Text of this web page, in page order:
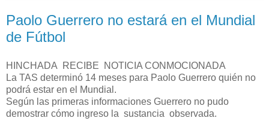
Paolo Guerrero no estará en el Mundial
de Fútbol
HINCHADA RECIBE NOTICIA CONMOCIONADA
La TAS determinó 14 meses para Paolo Guerrero quién no
podrá estar en el Mundial.
Según las primeras informaciones Guerrero no pudo
demostrar cómo ingreso la sustancia observada.